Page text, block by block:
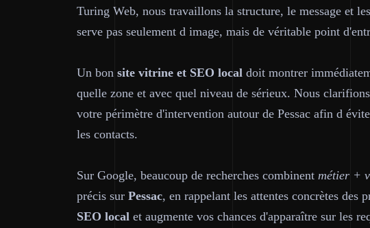
Turing Web, nous travaillons la structure, le message et
serve pas seulement d image, mais de véritable point
Un bon site vitrine et SEO local doit montrer
quelle zone et avec quel niveau de sérieux. Nous
votre périmètre d'intervention autour de Pessac afin d
les contacts.
Sur Google, beaucoup de recherches combinent métier +
précis sur Pessac, en rappelant les attentes concrètes des
SEO local et augmente vos chances d'apparaître sur les